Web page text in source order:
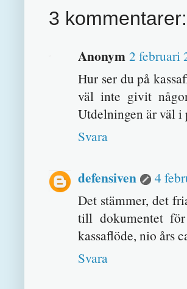
3 kommentarer:
Anonym 2 februari
Hur ser du på
väl inte givit
Utdelningen är väl i
Svara
defensiven
4
Det stämmer, det
till dokumentet
kassaflöde, nio års
Svara